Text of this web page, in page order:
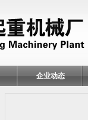
企业动态